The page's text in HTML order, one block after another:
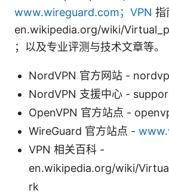
www.wireguard.com；VPN 指
en.wikipedia.org/wiki/
；以及专业评测与技术文章等。
NordVPN 官方网站 -
NordVPN 支援中心 -
OpenVPN 官方站点 -
WireGuard 官方站点 -
VPN 相关百科 -
en.wikipedia.org/wiki/
rk